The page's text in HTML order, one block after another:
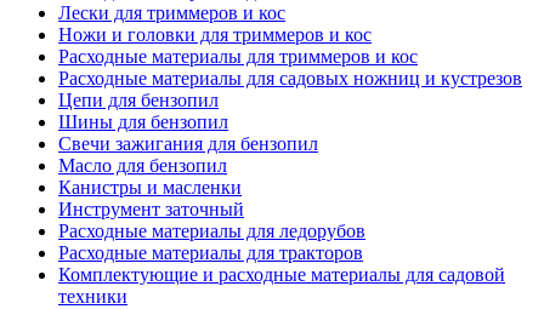
Лески для триммеров и кос
Ножи и головки для триммеров и кос
Расходные материалы для триммеров и кос
Расходные материалы для садовых ножниц и кустрезов
Цепи для бензопил
Шины для бензопил
Свечи зажигания для бензопил
Масло для бензопил
Канистры и масленки
Инструмент заточный
Расходные материалы для ледорубов
Расходные материалы для тракторов
Комплектующие и расходные материалы для садовой
техники